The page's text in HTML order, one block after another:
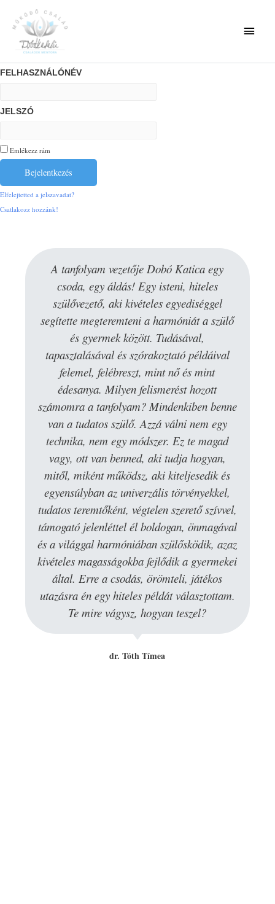
FELHASZNÁLÓNÉV
JELSZÓ
Emlékezz rám
Elfelejtetted a jelszavadat?
Csatlakozz hozzánk!
A tanfolyam vezetője Dobó Katica egy
csoda, egy áldás! Egy isteni, hiteles
szülővezető, aki kivételes egyediséggel
segítette megteremteni a harmóniát a szülő
és gyermek között. Tudásával,
tapasztalásával és szórakoztató példáival
felemel, felébreszt, mint nő és mint
édesanya. Milyen felismerést hozott
számomra a tanfolyam? Mindenkiben benne
van a tudatos szülő. Azzá válni nem egy
technika, nem egy módszer. Ez te magad
vagy, ott van benned, aki tudja hogyan,
mitől, miként működsz, aki kiteljesedik és
egyensúlyban az univerzális törvényekkel,
tudatos teremtőként, végtelen szerető szívvel,
támogató jelenléttel él boldogan, önmagával
és a világgal harmóniában szülősködik, azaz
kivételes magasságokba fejlődik a gyermekei
által. Erre a csodás, örömteli, játékos
utazásra én egy hiteles példát választottam️.
Te mire vágysz, hogyan teszel?
dr. Tóth Tímea